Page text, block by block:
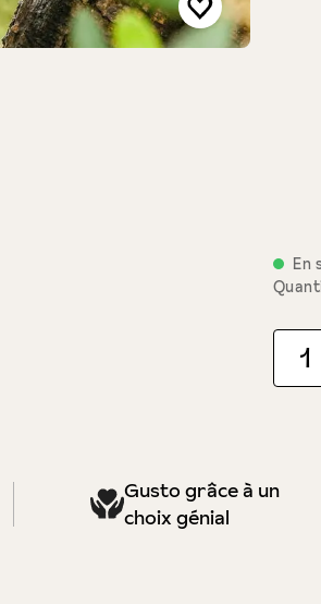
En
Gusto grâce à un
choix génial